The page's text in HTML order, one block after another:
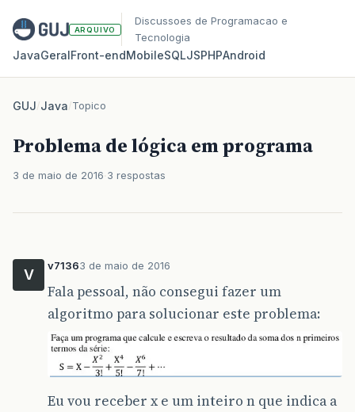
ARQUIVO
Discussoes de Programacao e
Tecnologia
JavaGeralFront‑endMobileSQLJSPHPAndroid
GUJ/Java/Topico
Problema de lógica em programa
3 de maio de 2016 3 respostas
V
v71363 de maio de 2016
Fala pessoal, não consegui fazer um
algoritmo para solucionar este problema:
Eu vou receber x e um inteiro n que indica a